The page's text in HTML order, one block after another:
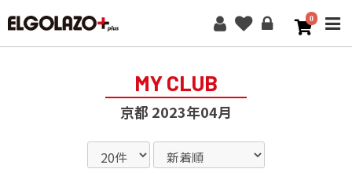
0
MY CLUB
京都 2023年04月